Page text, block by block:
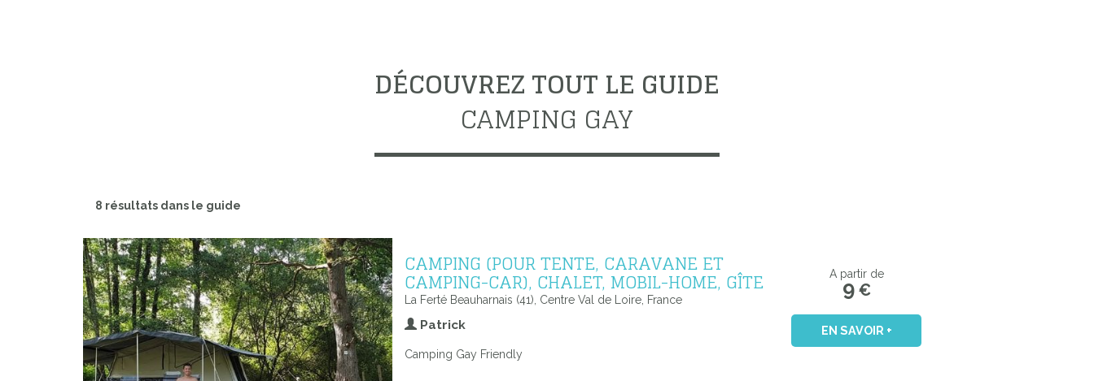
DÉCOUVREZ TOUT LE GUIDE
CAMPING GAY
8 résultats dans le guide
CAMPING (POUR TENTE, CARAVANE ET
CAMPING-CAR), CHALET, MOBIL-HOME, GÎTE
La Ferté Beauharnais (41), Centre Val de Loire, France
Patrick
Camping Gay Friendly
A partir de
9€
EN SAVOIR +